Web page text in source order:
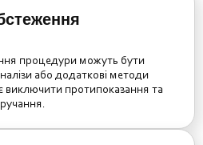
процедури можуть бути
або додаткові методи
протипоказання та